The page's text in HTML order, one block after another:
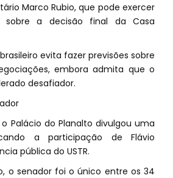
Marco Rubio, que pode exercer
sobre a decisão final da Casa
evita fazer previsões sobre
embora admita que o
desafiador.
Palácio do Planalto divulgou uma
a participação de Flávio
pública do USTR.
o senador foi o único entre os 34